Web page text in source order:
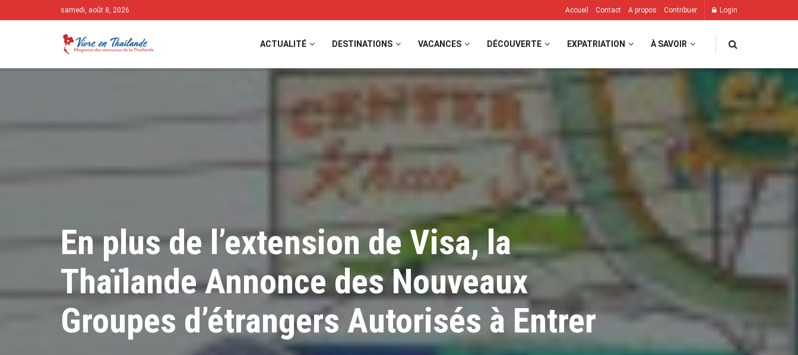
samedi, août 8, 2026 Accueil Contact A propos Contribuer Login
ACTUALITÉ DESTINATIONS VACANCES DÉCOUVERTE EXPATRIATION À SAVOIR
En plus de l’extension de Visa, la
Thaïlande Annonce des Nouveaux
Groupes d’étrangers Autorisés à Entrer